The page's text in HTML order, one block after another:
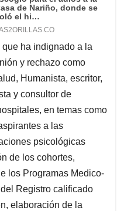
ha indignado a la
y rechazo como
Humanista, escritor,
y consultor de
en temas como
a las
psicológicas
de los cohortes,
los Programas Medico-
Registro calificado
elaboración de la